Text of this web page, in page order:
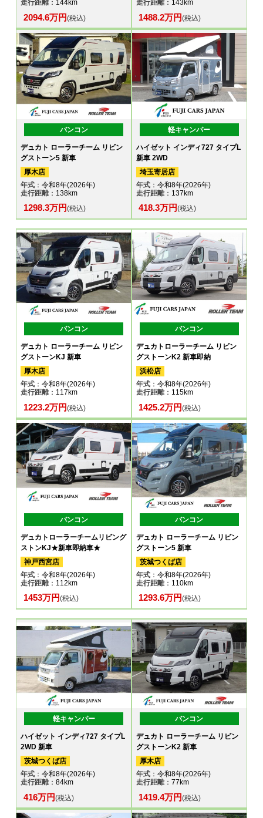
走行距離：144km
2094.6万円(税込)
走行距離：143km
1488.2万円(税込)
バンコン
デュカト ローラーチーム リビン
グストーン5 新車
厚木店
年式 ：令和8年(2026年)
走行距離：138km
1298.3万円(税込)
軽キャンパー
ハイゼット インディ727 タイプL
新車 2WD
埼玉寄居店
年式：令和8年(2026年)
走行距離：137km
418.3万円(税込)
バンコン
デュカト ローラーチーム リビン
グストーンKJ 新車
厚木店
年式 ：令和8年(2026年)
走行距離：117km
1223.2万円(税込)
バンコン
デュカトローラーチーム リビン
グストーンK2 新車即納
浜松店
年式：令和8年(2026年)
走行距離：115km
1425.2万円(税込)
バンコン
デュカトローラーチームリビング
ストンKJ★新車即納車★
神戸西宮店
年式 ：令和8年(2026年)
走行距離：112km
1453万円(税込)
バンコン
デュカト ローラーチーム リビン
グストーン5 新車
茨城つくば店
年式：令和8年(2026年)
走行距離：110km
1293.6万円(税込)
軽キャンパー
ハイゼット インディ727 タイプL
2WD 新車
茨城つくば店
年式 ：令和8年(2026年)
走行距離：84km
416万円(税込)
バンコン
デュカト ローラーチーム リビン
グストーンK2 新車
厚木店
年式：令和8年(2026年)
走行距離：77km
1419.4万円(税込)